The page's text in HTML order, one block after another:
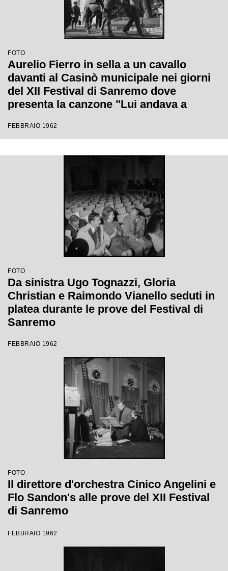
FOTO
Aurelio Fierro in sella a un cavallo
davanti al Casinò municipale nei giorni
del XII Festival di Sanremo dove
presenta la canzone "Lui andava a
FEBBRAIO 1962
FOTO
Da sinistra Ugo Tognazzi, Gloria
Christian e Raimondo Vianello seduti in
platea durante le prove del Festival di
Sanremo
FEBBRAIO 1962
FOTO
Il direttore d'orchestra Cinico Angelini e
Flo Sandon's alle prove del XII Festival
di Sanremo
FEBBRAIO 1962